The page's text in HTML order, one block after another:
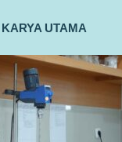
KARYA UTAMA